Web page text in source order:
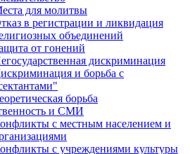
для молитвы
в регистрации и ликвидация
объединений
от гонений
дискриминация
и борьба с
борьба
и СМИ
с местным населением и
с учреждениями культуры